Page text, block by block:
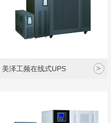
美泽工频在线式UPS >